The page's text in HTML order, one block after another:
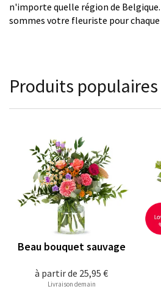
n'importe quelle région de
sommes votre fleuriste pour
Produits populaires
à partir de 25,95 €
Beau bouquet sauvage
Livraison demain